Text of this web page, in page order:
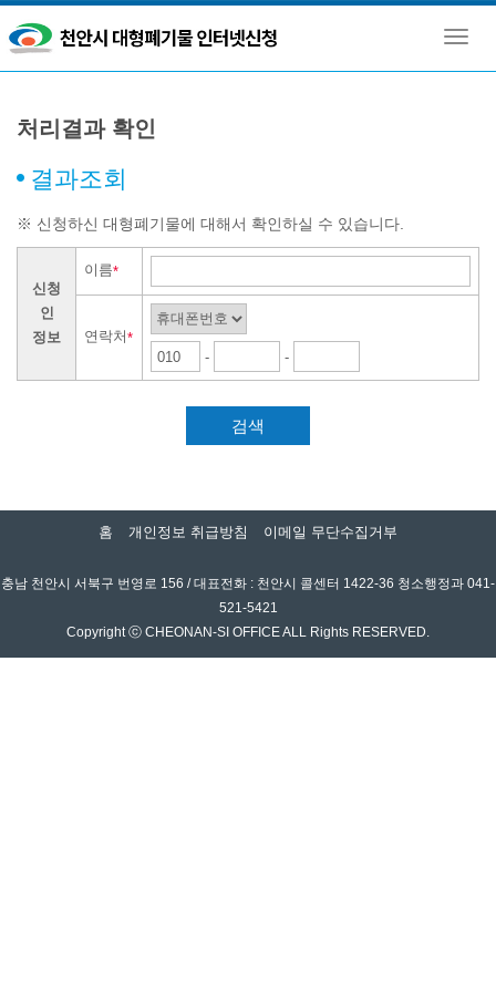
처리결과 확인
결과조회
※ 신청하신 대형폐기물에 대해서 확인하실 수 있습니다.
신청
인
정보
이름*
연락처*
-
-
검색
홈 개인정보 취급방침 이메일 무단수집거부
충남 천안시 서북구 번영로 156 / 대표전화 : 천안시 콜센터 1422-36 청소행정과 041-
521-5421
Copyright ⓒ CHEONAN-SI OFFICE ALL Rights RESERVED.